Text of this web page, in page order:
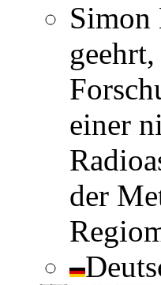
Simon
einer
der